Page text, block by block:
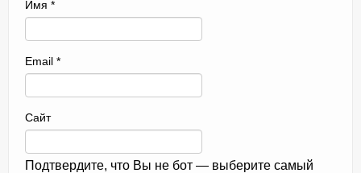
Имя *
Email *
Сайт
Подтвердите, что Вы не бот — выберите самый